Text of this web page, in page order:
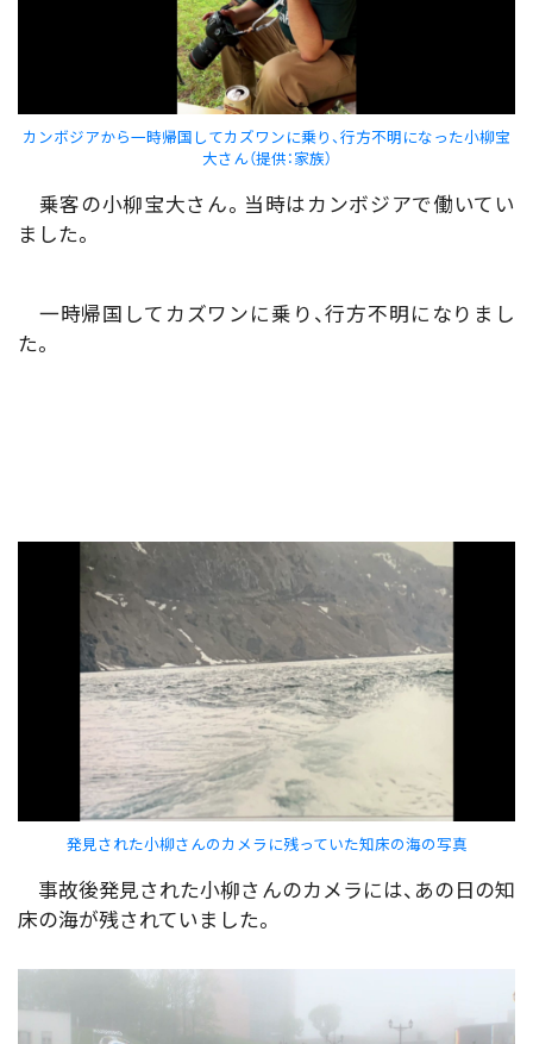
カンボジアから一時帰国してカズワンに乗り、行方不明になった小柳宝
大さん（提供：家族）
乗客の小柳宝大さん。当時はカンボジアで働いてい
ました。
一時帰国してカズワンに乗り、行方不明になりまし
た。
発見された小柳さんのカメラに残っていた知床の海の写真
事故後発見された小柳さんのカメラには、あの日の知
床の海が残されていました。